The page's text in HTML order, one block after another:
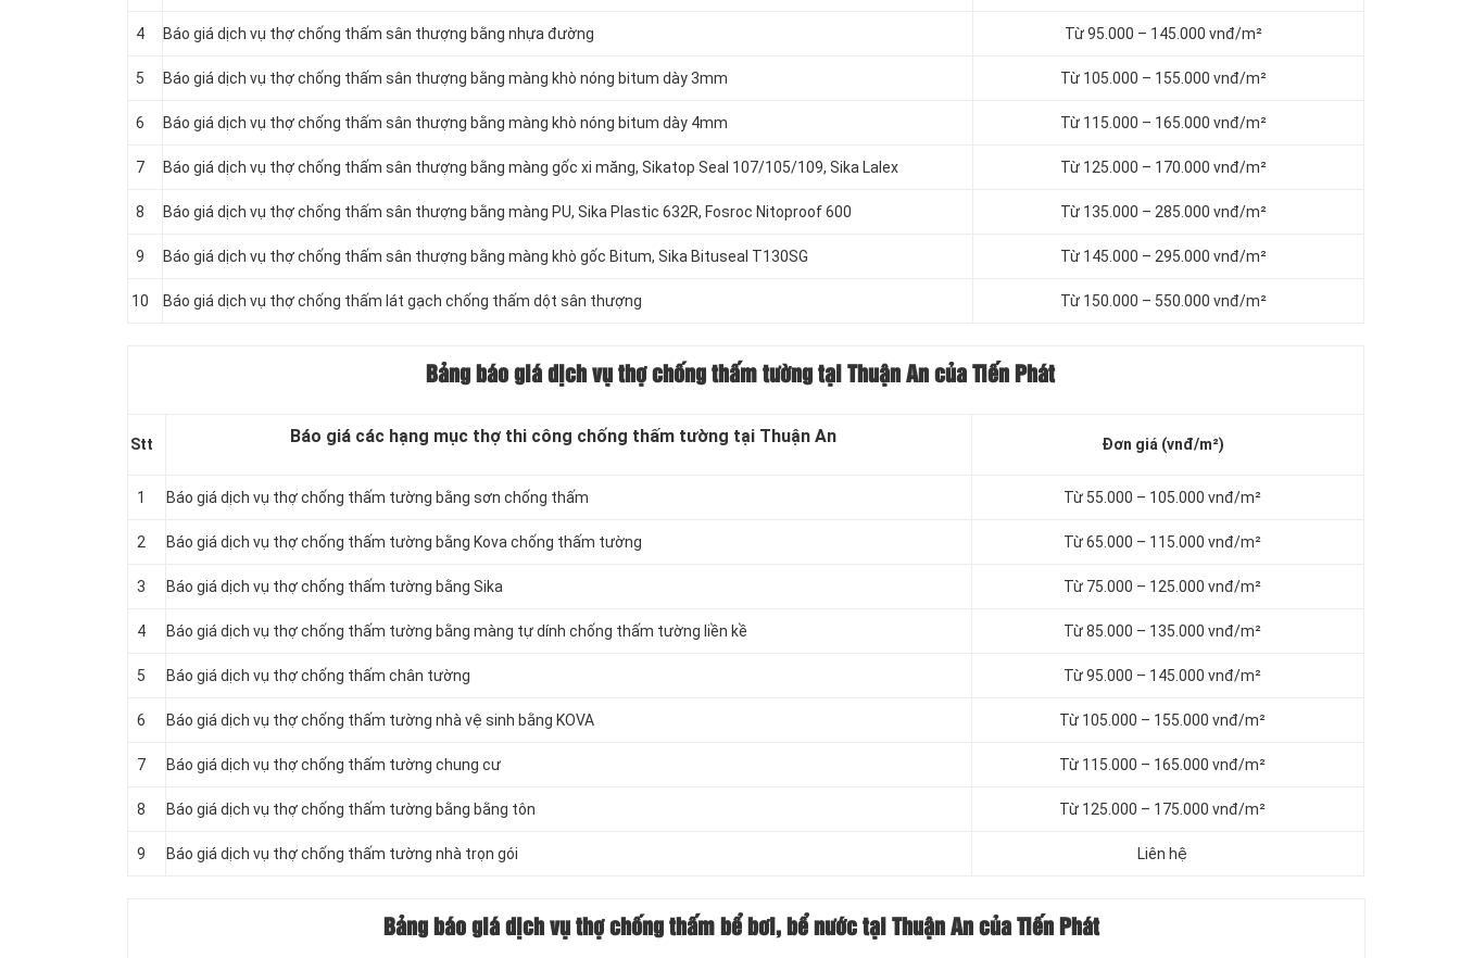
4 Báo giá dịch vụ thợ chống thấm sân thượng bằng nhựa đường Từ 95.000 – 145.000 vnđ/m²
5 Báo giá dịch vụ thợ chống thấm sân thượng bằng màng khò nóng bitum dày 3mm Từ 105.000 – 155.000 vnđ/m²
6 Báo giá dịch vụ thợ chống thấm sân thượng bằng màng khò nóng bitum dày 4mm Từ 115.000 – 165.000 vnđ/m²
7 Báo giá dịch vụ thợ chống thấm sân thượng bằng màng gốc xi măng, Sikatop Seal 107/105/109, Sika Lalex Từ 125.000 – 170.000 vnđ/m²
8 Báo giá dịch vụ thợ chống thấm sân thượng bằng màng PU, Sika Plastic 632R, Fosroc Nitoproof 600 Từ 135.000 – 285.000 vnđ/m²
9 Báo giá dịch vụ thợ chống thấm sân thượng bằng màng khò gốc Bitum, Sika Bituseal T130SG Từ 145.000 – 295.000 vnđ/m²
10 Báo giá dịch vụ thợ chống thấm lát gạch chống thấm dột sân thượng Từ 150.000 – 550.000 vnđ/m²
Bảng báo giá dịch vụ thợ chống thấm tường tại Thuận An của Tiến Phát
Stt Báo giá các hạng mục thợ thi công chống thấm tường tại Thuận An Đơn giá (vnđ/m²)
1 Báo giá dịch vụ thợ chống thấm tường bằng sơn chống thấm Từ 55.000 – 105.000 vnđ/m²
2 Báo giá dịch vụ thợ chống thấm tường bằng Kova chống thấm tường Từ 65.000 – 115.000 vnđ/m²
3 Báo giá dịch vụ thợ chống thấm tường bằng Sika Từ 75.000 – 125.000 vnđ/m²
4 Báo giá dịch vụ thợ chống thấm tường bằng màng tự dính chống thấm tường liền kề Từ 85.000 – 135.000 vnđ/m²
5 Báo giá dịch vụ thợ chống thấm chân tường Từ 95.000 – 145.000 vnđ/m²
6 Báo giá dịch vụ thợ chống thấm tường nhà vệ sinh bằng KOVA Từ 105.000 – 155.000 vnđ/m²
7 Báo giá dịch vụ thợ chống thấm tường chung cư Từ 115.000 – 165.000 vnđ/m²
8 Báo giá dịch vụ thợ chống thấm tường bằng bằng tôn Từ 125.000 – 175.000 vnđ/m²
9 Báo giá dịch vụ thợ chống thấm tường nhà trọn gói Liên hệ
Bảng báo giá dịch vụ thợ chống thấm bể bơi, bể nước tại Thuận An của Tiến Phát